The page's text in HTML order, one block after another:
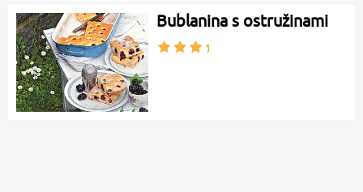
Bublanina s ostružinami